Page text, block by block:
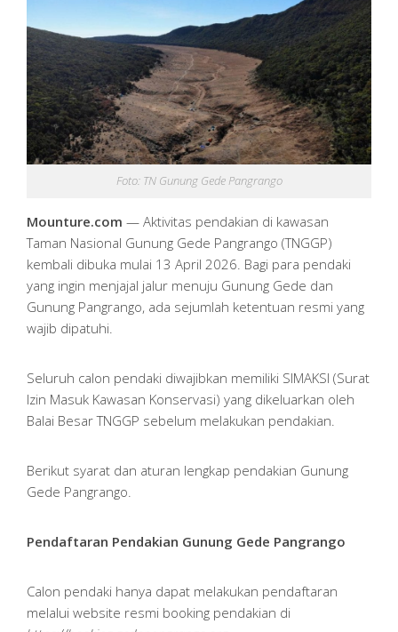
Foto: TN Gunung Gede Pangrango
Mounture.com — Aktivitas pendakian di kawasan
Taman Nasional Gunung Gede Pangrango (TNGGP)
kembali dibuka mulai 13 April 2026. Bagi para pendaki
yang ingin menjajal jalur menuju Gunung Gede dan
Gunung Pangrango, ada sejumlah ketentuan resmi yang
wajib dipatuhi.
Seluruh calon pendaki diwajibkan memiliki SIMAKSI (Surat
Izin Masuk Kawasan Konservasi) yang dikeluarkan oleh
Balai Besar TNGGP sebelum melakukan pendakian.
Berikut syarat dan aturan lengkap pendakian Gunung
Gede Pangrango.
Pendaftaran Pendakian Gunung Gede Pangrango
Calon pendaki hanya dapat melakukan pendaftaran
melalui website resmi booking pendakian di